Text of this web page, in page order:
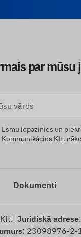
par
Esmu iepazinies un
Kommunikációs Kft.
Dokumenti
Juridiskā adrese
: 23098976-2-